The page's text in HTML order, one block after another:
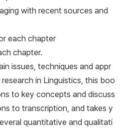
with recent sources and
each chapter
chapter.
issues, techniques and appr
in Linguistics, this boo
to key concepts and discuss
to transcription, and takes y
quantitative and qualitati